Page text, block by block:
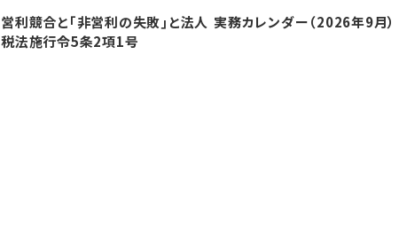
営利競合と｢非営利の失敗｣と法人
税法施行令5条2項1号
実務カレンダー（2026年9月）